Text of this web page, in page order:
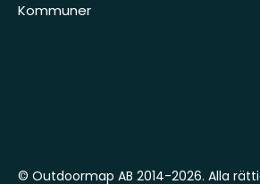
Kommuner
© Outdoormap AB 2014-2026. Alla